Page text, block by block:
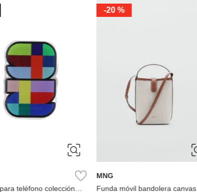
teléfono colección
-20 %
MNG
Funda móvil bandolera canvas